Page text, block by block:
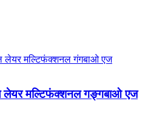
मल्टिफंक्शनल गङ्गबाओ एज